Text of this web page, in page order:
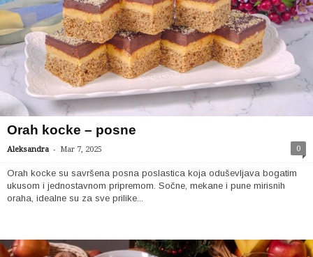
Orah kocke – posne
Aleksandra - Mar 7, 2025 0
Orah kocke su savršena posna poslastica koja oduševljava bogatim
ukusom i jednostavnom pripremom. Sočne, mekane i pune mirisnih
oraha, idealne su za sve prilike...